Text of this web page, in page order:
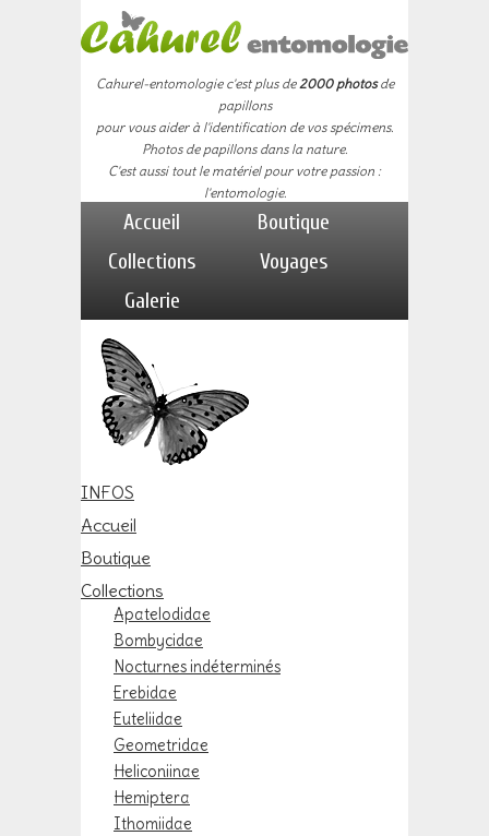
Cahurel-entomologie c'est plus de2000 photosde
papillons
pour vous aider à l'identification de vos spécimens.
Photos de papillons dans la nature.
C'est aussi tout le matériel pour votre passion :
l'entomologie.
Accueil
Boutique
Collections
Voyages
Galerie
INFOS
Accueil
Boutique
Collections
Apatelodidae
Bombycidae
Nocturnes indéterminés
Erebidae
Euteliidae
Geometridae
Heliconiinae
Hemiptera
Ithomiidae